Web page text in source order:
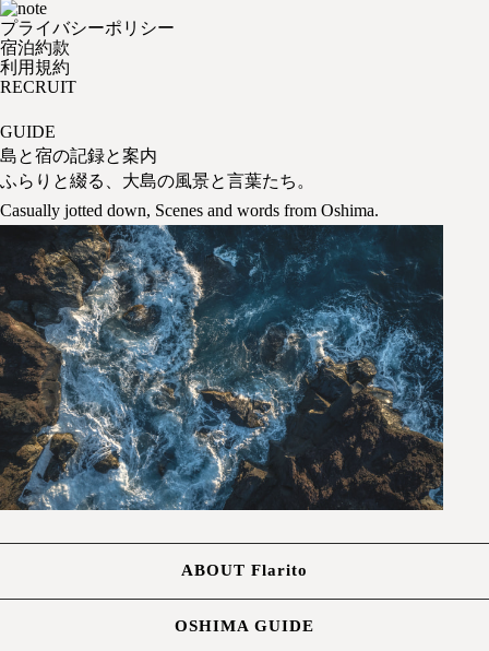
プライバシーポリシー
宿泊約款
利用規約
RECRUIT
GUIDE
島と宿の記録と案内
ふらりと綴る、大島の風景と言葉たち。
Casually jotted down, Scenes and words from Oshima.
ABOUT Flarito
OSHIMA GUIDE